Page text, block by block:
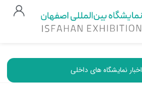
اخبار نمایشگاه های داخلی